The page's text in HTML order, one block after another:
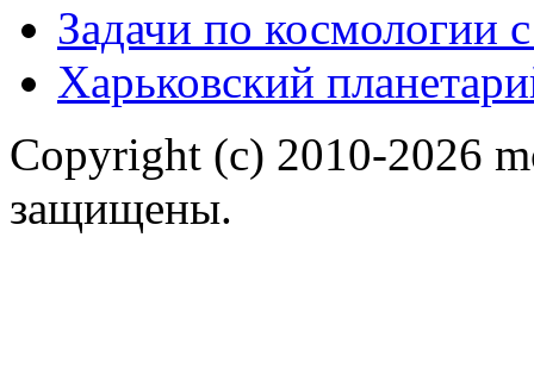
Задачи по космологии
Харьковский
Copyright (c) 2010-2026
защищены.